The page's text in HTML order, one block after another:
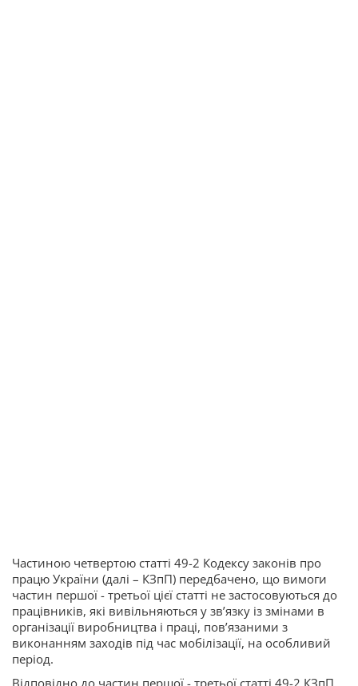
Частиною четвертою статті 49-2 Кодексу законів про
працю України (далі – КЗпП) передбачено, що вимоги
частин першої - третьої цієї статті не застосовуються до
працівників, які вивільняються у зв’язку із змінами в
організації виробництва і праці, пов’язаними з
виконанням заходів під час мобілізації, на особливий
період.
Відповідно до частин першої - третьої статті 49-2 КЗпП